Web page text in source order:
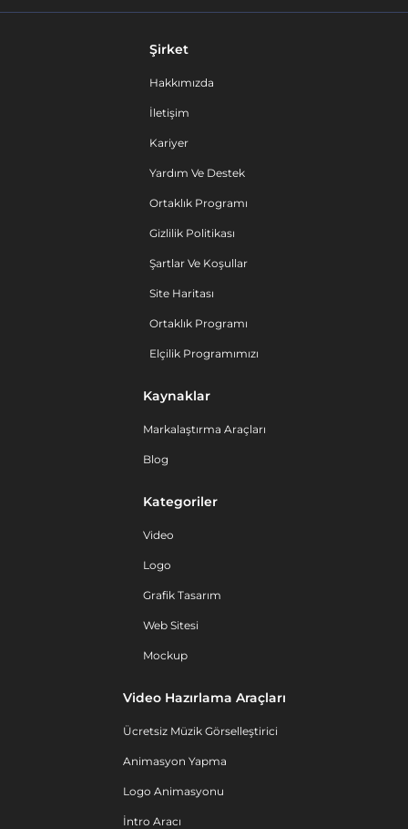
Şirket
Hakkımızda
İletişim
Kariyer
Yardım Ve Destek
Ortaklık Programı
Gizlilik Politikası
Şartlar Ve Koşullar
Site Haritası
Ortaklık Programı
Elçilik Programımızı
Kaynaklar
Markalaştırma Araçları
Blog
Kategoriler
Video
Logo
Grafik Tasarım
Web Sitesi
Mockup
Video Hazırlama Araçları
Ücretsiz Müzik Görselleştirici
Animasyon Yapma
Logo Animasyonu
İntro Aracı